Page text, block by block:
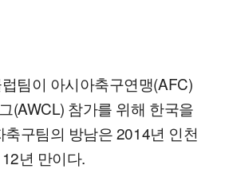
팀이 아시아축구연맹(AFC)
(AWCL) 참가를 위해 한국을
구팀의 방남은 2014년 인천
년 만이다.